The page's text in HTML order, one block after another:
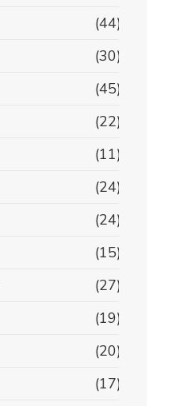
(44)
(30)
(45)
(22)
(11)
(24)
(24)
(15)
(27)
(19)
(20)
(17)